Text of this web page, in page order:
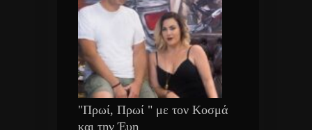
"Πρωί, Πρωί " με τον Κοσμά
και την Έυη